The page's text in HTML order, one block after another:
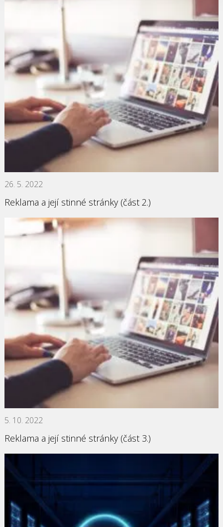
26. 5. 2022
Reklama a její stinné stránky (část 2.)
5. 10. 2022
Reklama a její stinné stránky (část 3.)